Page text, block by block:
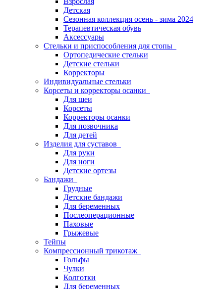
Детская
Сезонная коллекция осень - зима 2024
Терапевтическая обувь
Аксессуары
Стельки и приспособления для стопы
Ортопедические стельки
Детские стельки
Корректоры
Индивидуальные стельки
Корсеты и корректоры осанки
Для шеи
Корсеты
Корректоры осанки
Для позвочника
Для детей
Изделия для суставов
Для руки
Для ноги
Детские ортезы
Бандажи
Грудные
Детские бандажи
Для беременных
Послеоперационные
Паховые
Грыжевые
Тейпы
Компрессионный трикотаж
Гольфы
Чулки
Колготки
Для беременных